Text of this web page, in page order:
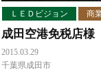
ＬＥＤビジョン 商
成田空港免税店
2015.03.29
千葉県成田市